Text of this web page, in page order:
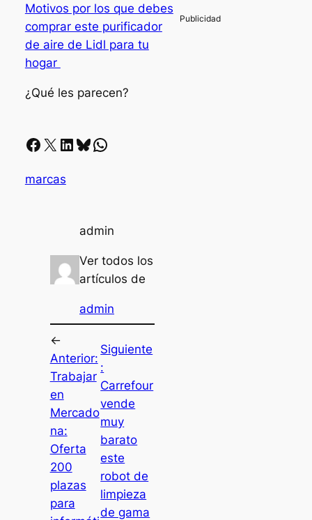
Motivos por los que debes
comprar este purificador
de aire de Lidl para tu
hogar
¿Qué les parecen?
Facebook X LinkedIn Bluesky Whatsapp
marcas
admin
Ver todos los
artículos de
admin
←
Anterior:
Trabajar
en
Mercado
na:
Oferta
200
plazas
para
Siguiente
:
Carrefour
vende
muy
barato
este
robot de
limpieza
de gama